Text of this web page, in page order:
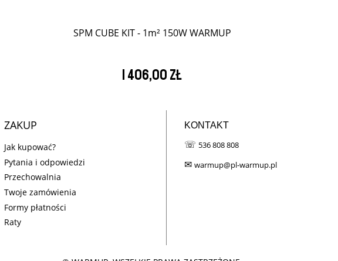
SPM CUBE KIT - 1m² 150W WARMUP
1 406,00 zł
ZAKUP
Jak kupować?
Pytania i odpowiedzi
Przechowalnia
Twoje zamówienia
Formy płatności
Raty
KONTAKT
☏ 536 808 808
✉ warmup@pl-warmup.pl